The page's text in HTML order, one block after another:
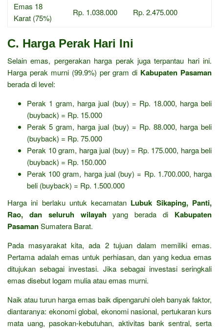
Emas 18
Karat (75%)
Rp. 1.038.000 Rp. 2.475.000
C. Harga Perak Hari Ini
Selain emas, pergerakan harga perak juga terpantau hari ini.
Harga perak murni (99.9%) per gram di Kabupaten Pasaman
berada di level:
Perak 1 gram, harga jual (buy) = Rp. 18.000, harga beli
(buyback) = Rp. 15.000
Perak 5 gram, harga jual (buy) = Rp. 88.000, harga beli
(buyback) = Rp. 75.000
Perak 10 gram, harga jual (buy) = Rp. 175.000, harga beli
(buyback) = Rp. 150.000
Perak 100 gram, harga jual (buy) = Rp. 1.700.000, harga
beli (buyback) = Rp. 1.500.000
Harga ini berlaku untuk kecamatan Lubuk Sikaping, Panti,
Rao, dan seluruh wilayahyang berada di Kabupaten
PasamanSumatera Barat.
Pada masyarakat kita, ada 2 tujuan dalam memiliki emas.
Pertama adalah emas untuk perhiasan, dan yang kedua emas
ditujukan sebagai investasi. Jika sebagai investasi seringkali
emas disebut logam mulia atau emas murni.
Naik atau turun harga emas baik dipengaruhi oleh banyak faktor,
diantaranya: ekonomi global, ekonomi nasional, pertukaran kurs
mata uang, pasokan-kebutuhan, aktivitas bank sentral, serta